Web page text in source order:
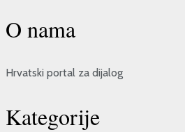
O nama
Hrvatski portal za dijalog
Kategorije